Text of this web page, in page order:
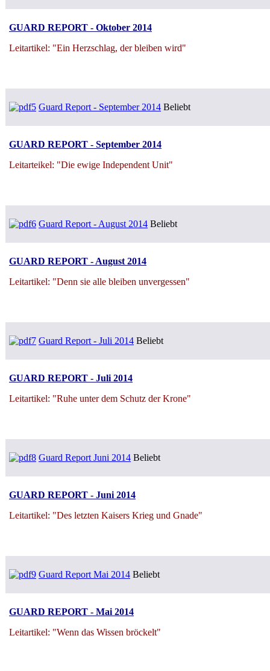
GUARD REPORT - Oktober 2014
Leitartikel: "Ein Herzschlag, der bleiben wird"
Guard Report - September 2014 Beliebt
GUARD REPORT - September 2014
Leitarteikel: "Die ewige Independent Unit"
Guard Report - August 2014 Beliebt
GUARD REPORT - August 2014
Leitartikel: "Denn sie alle bleiben unvergessen"
Guard Report - Juli 2014 Beliebt
GUARD REPORT - Juli 2014
Leitartikel: "Ruhe unter dem Schutz der Krone"
Guard Report Juni 2014 Beliebt
GUARD REPORT - Juni 2014
Leitartikel: "Des letzten Kaisers Krieg und Gnade"
Guard Report Mai 2014 Beliebt
GUARD REPORT - Mai 2014
Leitartikel: "Wenn das Wissen bröckelt"